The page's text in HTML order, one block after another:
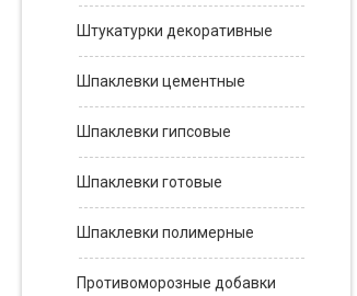
Штукатурки декоративные
Шпаклевки цементные
Шпаклевки гипсовые
Шпаклевки готовые
Шпаклевки полимерные
Противоморозные добавки